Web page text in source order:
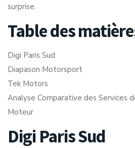
surprise.
Table des
Digi Paris Sud
Diapason Motorsport
Tek Motors
Analyse Comparative des Services
Moteur
Digi Paris Sud